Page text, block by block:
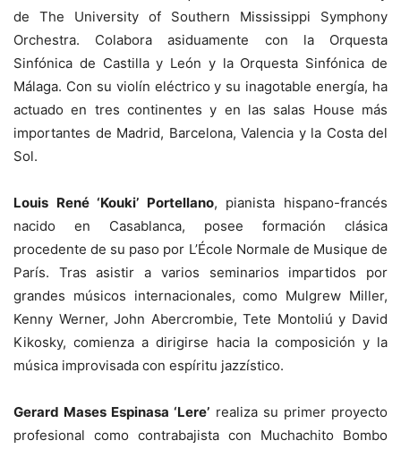
de The University of Southern Mississippi Symphony
Orchestra. Colabora asiduamente con la Orquesta
Sinfónica de Castilla y León y la Orquesta Sinfónica de
Málaga. Con su violín eléctrico y su inagotable energía, ha
actuado en tres continentes y en las salas House más
importantes de Madrid, Barcelona, Valencia y la Costa del
Sol.
Louis René ‘Kouki’ Portellano, pianista hispano-francés
nacido en Casablanca, posee formación clásica
procedente de su paso por L’École Normale de Musique de
París. Tras asistir a varios seminarios impartidos por
grandes músicos internacionales, como Mulgrew Miller,
Kenny Werner, John Abercrombie, Tete Montoliú y David
Kikosky, comienza a dirigirse hacia la composición y la
música improvisada con espíritu jazzístico.
Gerard Mases Espinasa ‘Lere’ realiza su primer proyecto
profesional como contrabajista con Muchachito Bombo